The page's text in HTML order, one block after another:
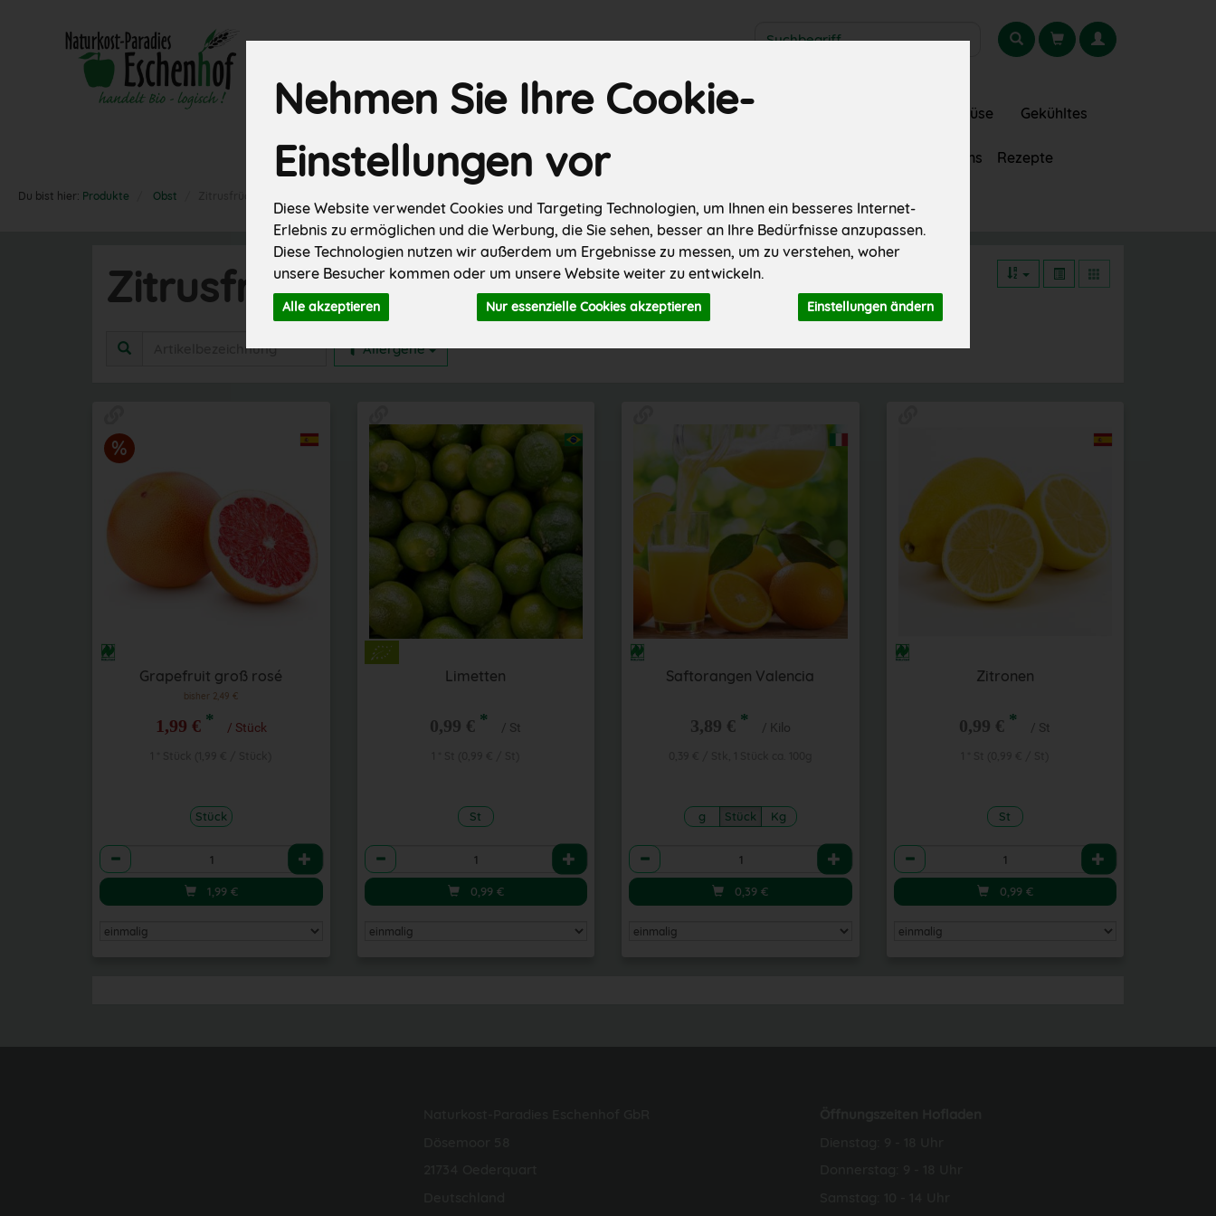
Nehmen Sie Ihre Cookie-
Einstellungen vor
Diese Website verwendet Cookies und Targeting Technologien, um Ihnen ein besseres Internet-
Erlebnis zu ermöglichen und die Werbung, die Sie sehen, besser an Ihre Bedürfnisse anzupassen.
Diese Technologien nutzen wir außerdem um Ergebnisse zu messen, um zu verstehen, woher
unsere Besucher kommen oder um unsere Website weiter zu entwickeln.
Alle akzeptieren Nur essenzielle Cookies akzeptieren Einstellungen ändern
Neues Angebote SALE Hofgemüse kiloweise Biokisten Hofeigenes Gemüse Gekühltes
Vorratskammer Fleisch & Wurst Käse Über uns Rezepte
Du bist hier: Produkte Obst
Zitrusfrüchte 4 von 845
Allergene
Grapefruit groß rosé
bisher 2,49 €
1,99 €* / Stück
Stück
Anzahl
1,99 €
Limetten
0,99 € * / St
St
Anzahl
0,99 €
Saftorangen Valencia
3,89 € * / Kilo
g Stück Kg
Anzahl
0,39€
Zitronen
0,99 € * / St
St
Anzahl
0,99 €